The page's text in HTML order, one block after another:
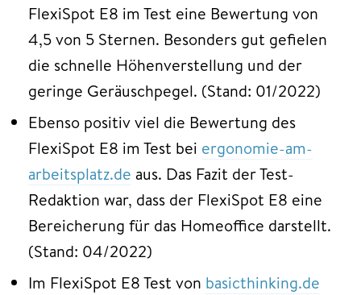
FlexiSpot E8 im Test eine Bewertung von
4,5 von 5 Sternen. Besonders gut gefielen
die schnelle Höhenverstellung und der
geringe Geräuschpegel. (Stand: 01/2022)
Ebenso positiv viel die Bewertung des
FlexiSpot E8 im Test bei ergonomie-am-
arbeitsplatz.de aus. Das Fazit der Test-
Redaktion war, dass der FlexiSpot E8 eine
Bereicherung für das Homeoffice darstellt.
(Stand: 04/2022)
Im FlexiSpot E8 Test von basicthinking.de